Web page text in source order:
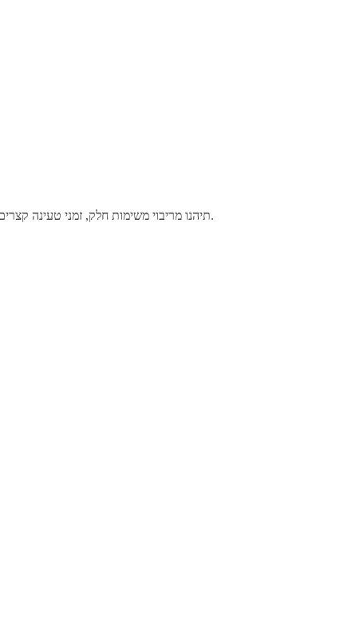
Crucial מציגה זיכרון DDR5 אמין ועוצמתי לשדרוג המחשב הנייח. עם נפח של 16GB ומהירות של 5600MT/s, תיהנו מריבוי משימות חלק, זמני טעינה קצרים וביצועים עקביים בעבודה, ביצירה ובגיימינג.